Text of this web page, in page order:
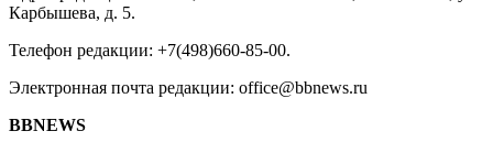
Карбышева, д. 5.
Телефон редакции: +7(498)660-85-00.
Электронная почта редакции: office@bbnews.ru
BBNEWS